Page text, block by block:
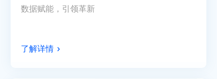
数据赋能，引领革新
了解详情